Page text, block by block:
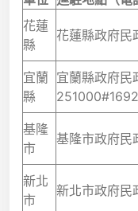
花蓮
縣
花蓮縣政府
宜蘭
縣
宜蘭縣政府
251000#1692
基隆
市
基隆市政府
新北
市
新北市政府